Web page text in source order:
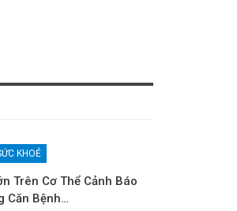
KHOẺ
Trên Cơ Thể Cảnh Báo
Căn Bệnh…